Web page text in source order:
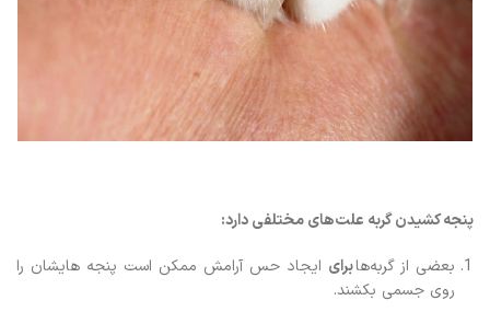
پنجه کشیدن گربه علت‌های مختلفی دارد:
بعضی از گربه‌هابرای ایجاد حس آرامش ممکن است پنجه هایشان را
روی جسمی بکشند.